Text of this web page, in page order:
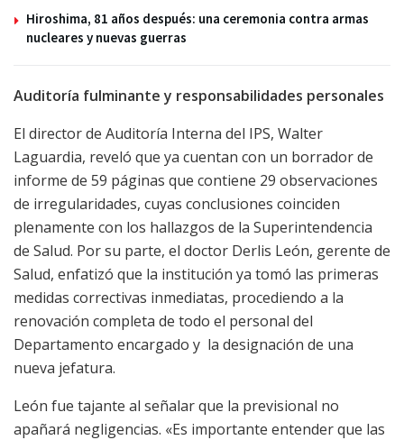
Hiroshima, 81 años después: una ceremonia contra armas
nucleares y nuevas guerras
Auditoría fulminante y responsabilidades personales
El director de Auditoría Interna del IPS, Walter
Laguardia, reveló que ya cuentan con un borrador de
informe de 59 páginas que contiene 29 observaciones
de irregularidades, cuyas conclusiones coinciden
plenamente con los hallazgos de la Superintendencia
de Salud. Por su parte, el doctor Derlis León, gerente de
Salud, enfatizó que la institución ya tomó las primeras
medidas correctivas inmediatas, procediendo a la
renovación completa de todo el personal del
Departamento encargado y la designación de una
nueva jefatura.
León fue tajante al señalar que la previsional no
apañará negligencias. «Es importante entender que las